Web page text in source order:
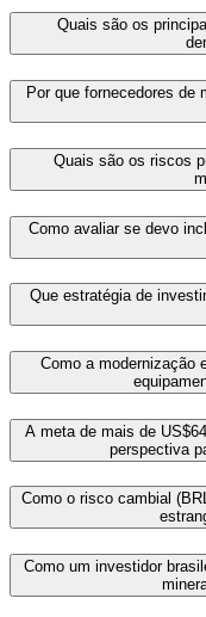
Quais são os
Por que fornecedores de
Quais são os riscos
Como avaliar se devo
Que estratégia de
Como a modernização
A meta de mais de
perspectiva
Como o risco cambial
Como um investidor